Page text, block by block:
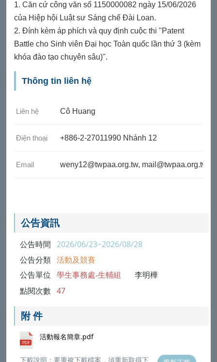
1. Căn cứ công văn số 1150000082 ngày 15/06/2026
của Hiệp hội Luật sư Sáng chế Đài Loan.
2. Đính kèm áp phích và quy định cuộc thi "Patent
Battle cho Sinh viên Đại học Toàn quốc lần thứ 3 (kèm
khóa đào tạo chuyên sâu)".
Thông tin liên hệ
Liên hệ Cô Huang
Điện thoại +886-2-27011990 Nhánh 12
Email weny12@twpaa.org.tw, mail@twpaa.org.tw
公告資訊
公告時間 2026/06/23~2026/08/28
公告分類 活動及競賽
公告單位 學生事務處-生輔組 李明樺
點閱次數 47
附 件
活動報名簡章.pdf
下載說明：要重複下載檔案，須重新取得下